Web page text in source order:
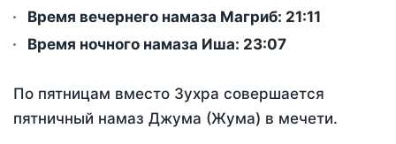
Время вечернего намаза Магриб: 21:11
Время ночного намаза Иша: 23:07
По пятницам вместо Зухра совершается
пятничный намаз Джума (Жума) в мечети.